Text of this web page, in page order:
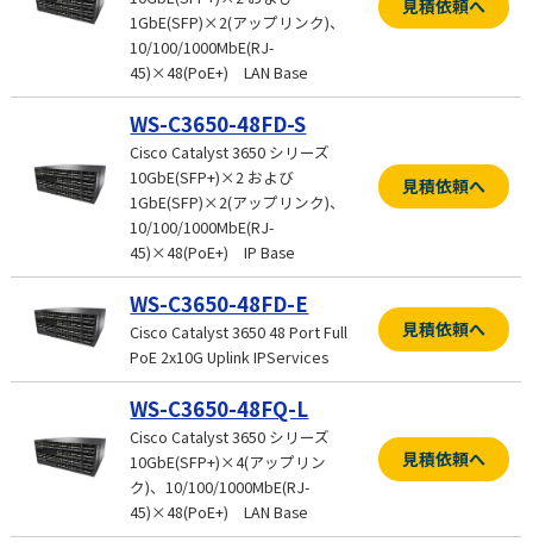
1GbE(SFP)×2(アップリンク)、
10/100/1000MbE(RJ-
45)×48(PoE+) LAN Base
見積依頼へ
WS-C3650-48FD-S
Cisco Catalyst 3650 シリーズ
10GbE(SFP+)×2 および
1GbE(SFP)×2(アップリンク)、
10/100/1000MbE(RJ-
45)×48(PoE+) IP Base
見積依頼へ
WS-C3650-48FD-E
Cisco Catalyst 3650 48 Port Full
PoE 2x10G Uplink IPServices
見積依頼へ
WS-C3650-48FQ-L
Cisco Catalyst 3650 シリーズ
10GbE(SFP+)×4(アップリン
ク)、10/100/1000MbE(RJ-
45)×48(PoE+) LAN Base
見積依頼へ